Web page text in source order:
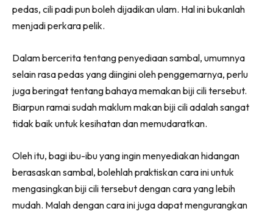
pedas, cili padi pun boleh dijadikan ulam. Hal ini bukanlah
menjadi perkara pelik.
Dalam bercerita tentang penyediaan sambal, umumnya
selain rasa pedas yang diingini oleh penggemarnya, perlu
juga beringat tentang bahaya memakan biji cili tersebut.
Biarpun ramai sudah maklum makan biji cili adalah sangat
tidak baik untuk kesihatan dan memudaratkan.
Oleh itu, bagi ibu-ibu yang ingin menyediakan hidangan
berasaskan sambal, bolehlah praktiskan cara ini untuk
mengasingkan biji cili tersebut dengan cara yang lebih
mudah. Malah dengan cara ini juga dapat mengurangkan